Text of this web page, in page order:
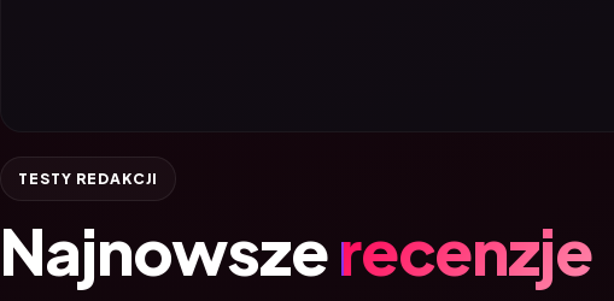
TESTY REDAKCJI
Najnowszerecenzje